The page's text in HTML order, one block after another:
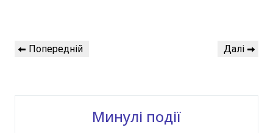
Навігація
записів
Попередній
Попередній
Наступний
Далі
Минулі події